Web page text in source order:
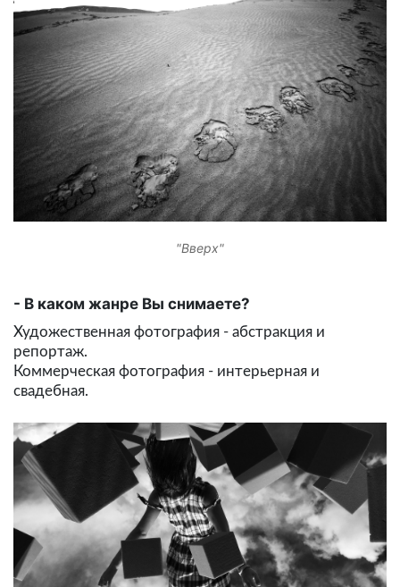
"Вверх"
В каком жанре Вы снимаете?
Художественная фотография - абстракция и
репортаж.
Коммерческая фотография - интерьерная и
свадебная.